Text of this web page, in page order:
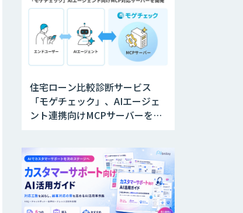
住宅ローン比較診断サービス
「モゲチェック」、AIエージェ
ント連携向けMCPサーバーを公